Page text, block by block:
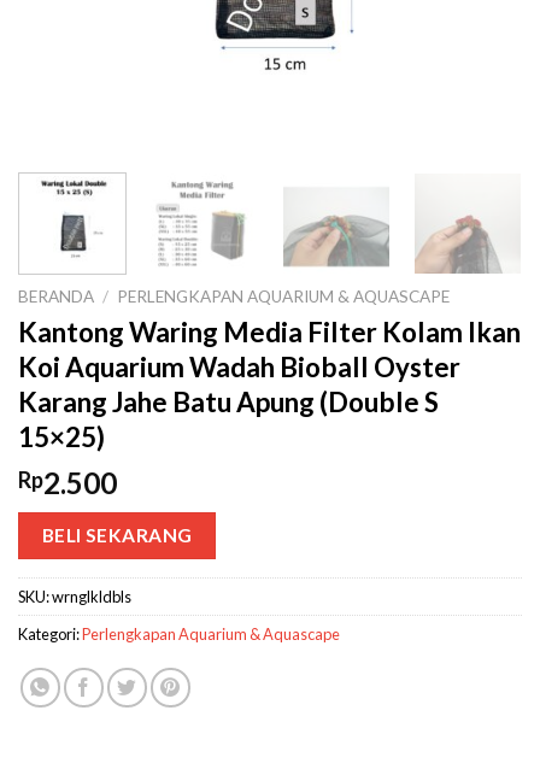
BERANDA / PERLENGKAPAN AQUARIUM & AQUASCAPE
Kantong Waring Media Filter Kolam Ikan
Koi Aquarium Wadah Bioball Oyster
Karang Jahe Batu Apung (Double S
15×25)
Rp2.500
BELI SEKARANG
SKU:wrnglkldbls
Kategori:Perlengkapan Aquarium & Aquascape